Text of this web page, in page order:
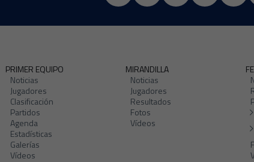
PRIMER EQUIPO
Noticias
Jugadores
Clasificación
Partidos
Agenda
Estadísticas
Galerías
Vídeos
MIRANDILLA
Noticias
Jugadores
Resultados
Fotos
Vídeos